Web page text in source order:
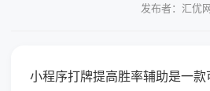
发布者：汇优
小程序打牌提高胜率辅助是一